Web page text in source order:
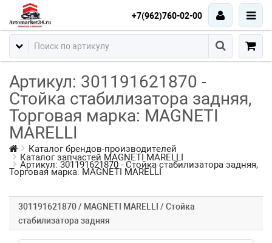
+7(962)760-02-00
Артикул: 301191621870 -
Стойка стабилизатора задняя,
Торговая марка: MAGNETI
MARELLI
Каталог брендов-производителей
Каталог запчастей MAGNETI MARELLI
Артикул: 301191621870 - Стойка стабилизатора задняя,
Торговая марка: MAGNETI MARELLI
301191621870 / MAGNETI MARELLI / Стойка
стабилизатора задняя